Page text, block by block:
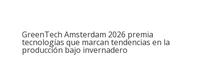
GreenTech Amsterdam 2026 premia
tecnologías que marcan tendencias en la
producción bajo invernadero